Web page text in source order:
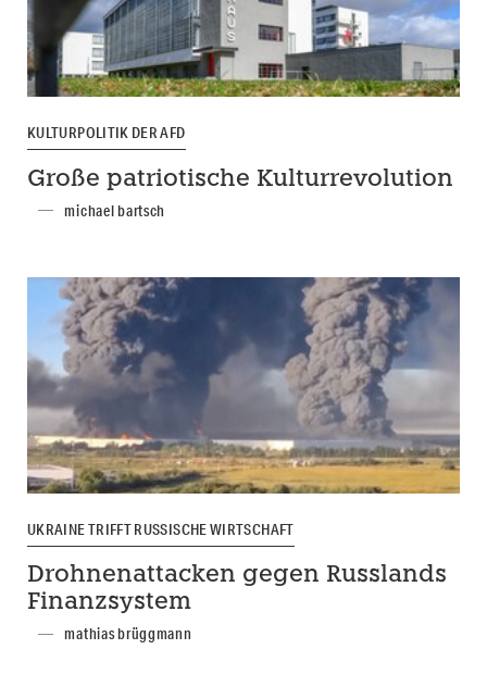
KULTURPOLITIK DER AFD
Große patriotische Kulturrevolution
michael bartsch
UKRAINE TRIFFT RUSSISCHE WIRTSCHAFT
Drohnenattacken gegen Russlands
Finanzsystem
mathias brüggmann